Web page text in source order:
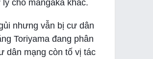
cho mangaka khác.
nhưng vẫn bị cư dân
Toriyama đang phân
dân mạng còn tố vị tác